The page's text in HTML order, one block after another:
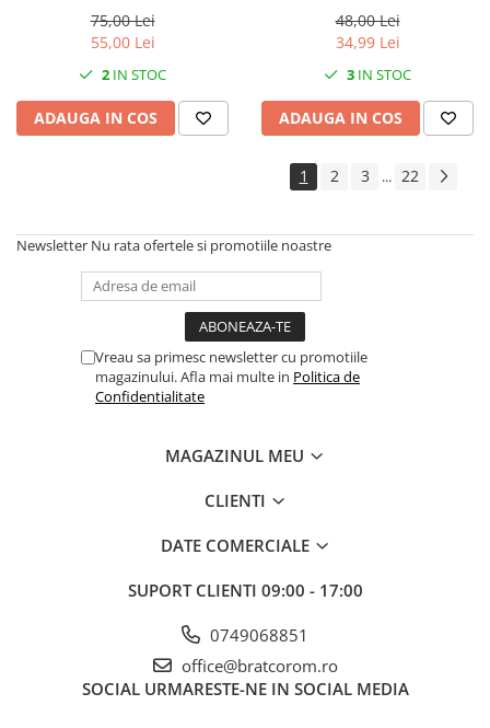
Pentru toate suprafetele
Solutii pentru suprafetele din lemn
Solutii specializate
Solutii profesionale pentru
bucatarie
75,00 Lei
55,00 Lei
2 IN STOC
ADAUGA IN COS
48,00 Lei
34,99 Lei
3 IN STOC
ADAUGA IN COS
1 2 3 ... 22
Newsletter Nu rata ofertele si promotiile noastre
Vreau sa primesc newsletter cu promotiile
magazinului. Afla mai multe in Politica de
Confidentialitate
MAGAZINUL MEU
CLIENTI
DATE COMERCIALE
SUPORT CLIENTI 09:00 - 17:00
0749068851
office@bratcorom.ro
SOCIAL URMARESTE-NE IN SOCIAL MEDIA